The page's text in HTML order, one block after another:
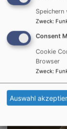
Fr, 18.9. 20
Klezmer mit
Speichern
Zweck:
Consent
Cookie
Browser
Zweck:
Auswahl